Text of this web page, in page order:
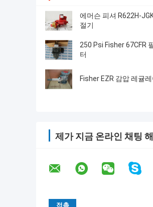
에머슨 피셔 R622H-
절기
250 Psi Fisher 67CFR
터
Fisher EZR 감압 레귤
제가 지금 온라인 채팅